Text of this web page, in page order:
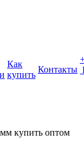
Как
купить
Контакты
купить оптом